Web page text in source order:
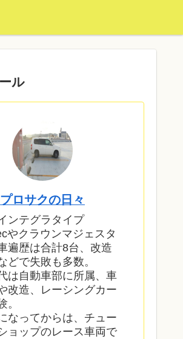
ル
プロサクの日々
ンテグラタイプ
やクラウンマジェスタ
遍歴は合計8台、改造
どで失敗も多数。
は自動車部に所属、車
改造、レーシングカー
。
なってからは、チュー
ョップのレース車両で